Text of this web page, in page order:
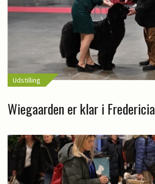
Udstilling
Wiegaarden er klar i Fredericia